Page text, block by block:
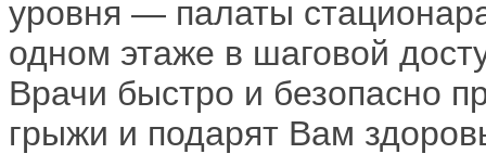
уровня — палаты
одном этаже в шаговой
Врачи быстро и безопасно
грыжи и подарят Вам